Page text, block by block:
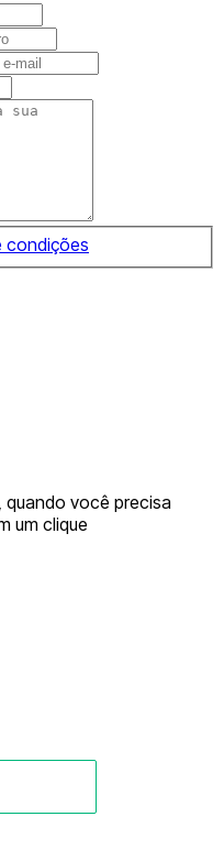
condições
quando você precisa
um clique